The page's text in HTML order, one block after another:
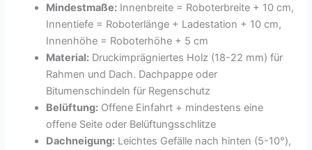
Mindestmaße: Innenbreite = Roboterbreite + 10 cm,
Innentiefe = Roboterlänge + Ladestation + 10 cm,
Innenhöhe = Roboterhöhe + 5 cm
Material: Druckimprägniertes Holz (18-22 mm) für
Rahmen und Dach. Dachpappe oder
Bitumenschindeln für Regenschutz
Belüftung: Offene Einfahrt + mindestens eine
offene Seite oder Belüftungsschlitze
Dachneigung: Leichtes Gefälle nach hinten (5-10°),